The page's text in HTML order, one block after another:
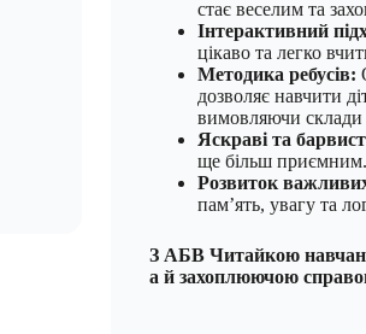
стає веселим та
Інтерактивний
цікаво та легко
Методика ребусів:
дозволяє навчити
вимовляючи склади
Яскраві та
ще більш приємним.
Розвиток
пам’ять, увагу та
З АБВ Читайкою
а й захоплюючою